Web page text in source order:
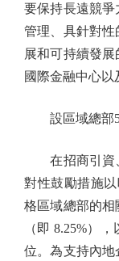
要保持長遠競
管理、具針對
展和可持續發
國際金融中心以
設區域總部5
在招商引資、
對性鼓勵措施
格區域總部的
（即 8.25%）
位。為支持內